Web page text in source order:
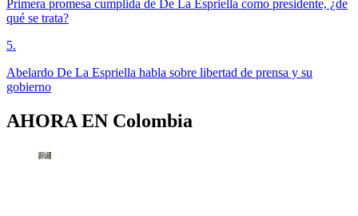
Primera promesa cumplida de De La Espriella como presidente, ¿de
qué se trata?
5.
Abelardo De La Espriella habla sobre libertad de prensa y su
gobierno
AHORA EN Colombia